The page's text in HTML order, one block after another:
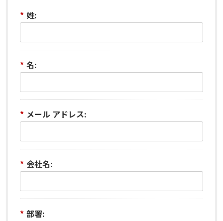
* 姓:
* 名:
* メール アドレス:
* 会社名:
* 部署: